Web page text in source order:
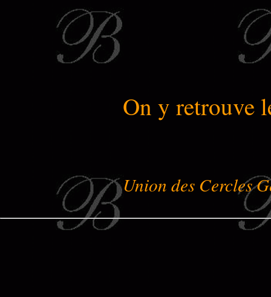
On y retrouve
Union des Cercles